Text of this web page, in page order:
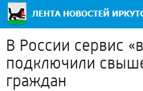
В России сервис
подключили
граждан